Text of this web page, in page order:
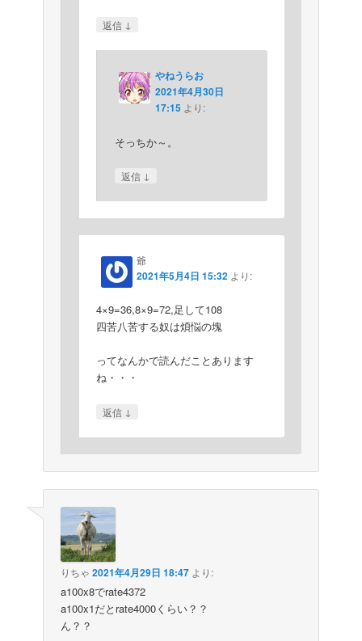
返信 ↓
やねうらお
2021年4月30日
17:15 より:
そっちか～。
返信 ↓
爺
2021年5月4日 15:32 より:
4×9=36,8×9=72,足して108
四苦八苦する奴は煩悩の塊
ってなんかで読んだことあります
ね・・・
返信 ↓
りちゃ 2021年4月29日 18:47 より:
a100x8でrate4372
a100x1だとrate4000くらい？？
ん？？